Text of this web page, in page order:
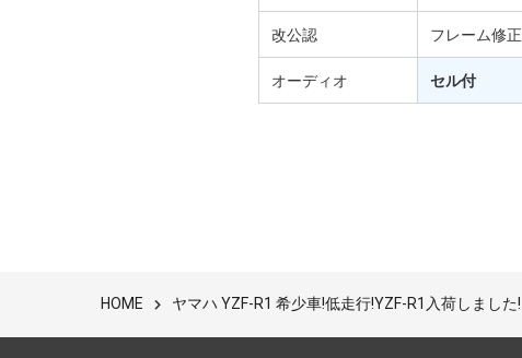
改公認 フレーム修正
オーディオ セル付
HOME ヤマハ YZF-R1 希少車!低走行!YZF-R1入荷しました!